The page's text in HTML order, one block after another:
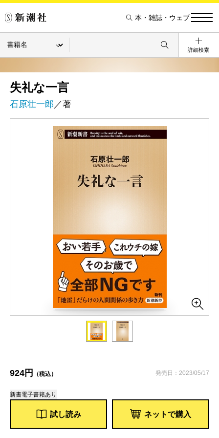
本・雑誌・ウェブ
詳細検索
失礼な一言
石原壮一郎 ／著
924円 （税込） 発売日：2023/05/17
新書電子書籍あり
試し読み ネットで購入